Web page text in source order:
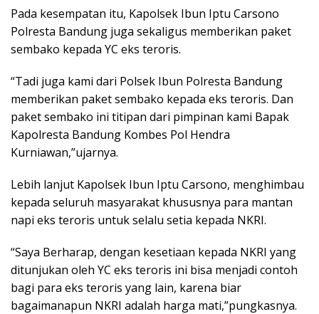
Pada kesempatan itu, Kapolsek Ibun Iptu Carsono
Polresta Bandung juga sekaligus memberikan paket
sembako kepada YC eks teroris.
“Tadi juga kami dari Polsek Ibun Polresta Bandung
memberikan paket sembako kepada eks teroris. Dan
paket sembako ini titipan dari pimpinan kami Bapak
Kapolresta Bandung Kombes Pol Hendra
Kurniawan,”ujarnya.
Lebih lanjut Kapolsek Ibun Iptu Carsono, menghimbau
kepada seluruh masyarakat khususnya para mantan
napi eks teroris untuk selalu setia kepada NKRI.
“Saya Berharap, dengan kesetiaan kepada NKRI yang
ditunjukan oleh YC eks teroris ini bisa menjadi contoh
bagi para eks teroris yang lain, karena biar
bagaimanapun NKRI adalah harga mati,”pungkasnya.